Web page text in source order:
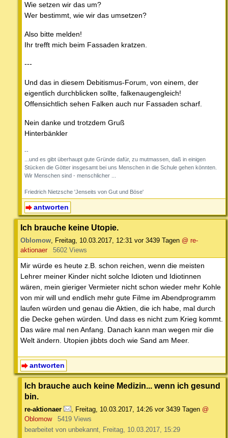
Wie setzen wir das um?
Wer bestimmt, wie wir das umsetzen?
Also bitte melden!
Ihr trefft mich beim Fassaden kratzen.
---
Und das in diesem Debitismus-Forum, von einem, der
eigentlich durchblicken sollte, falkenaugengleich!
Offensichtlich sehen Falken auch nur Fassaden scharf.
Nein danke und trotzdem Gruß
Hinterbänkler
--
...und es gibt überhaupt gute Gründe dafür, zu mutmassen, daß in einigen
Stücken die Götter insgesamt bei uns Menschen in die Schule gehen könnten.
Wir Menschen sind - menschlicher ...
Friedrich Nietzsche 'Jenseits von Gut und Böse'
antworten
Ich brauche keine Utopie.
Oblomow, Freitag, 10.03.2017, 12:31 vor 3439 Tagen @ re-
aktionaer
5602 Views
Mir würde es heute z.B. schon reichen, wenn die meisten
Lehrer meiner Kinder nicht solche Idioten und Idiotinnen
wären, mein gieriger Vermieter nicht schon wieder mehr Kohle
von mir will und endlich mehr gute Filme im Abendprogramm
laufen würden und genau die Aktien, die ich habe, mal durch
die Decke gehen würden. Und dass es nicht zum Krieg kommt.
Das wäre mal nen Anfang. Danach kann man wegen mir die
Welt ändern. Utopien jibbts doch wie Sand am Meer.
antworten
Ich brauche auch keine Medizin... wenn ich gesund
bin.
re-aktionaer Freitag, 10.03.2017, 14:26 vor 3439 Tagen @
Oblomow
5419 Views
bearbeitet von unbekannt, Freitag, 10.03.2017, 15:29